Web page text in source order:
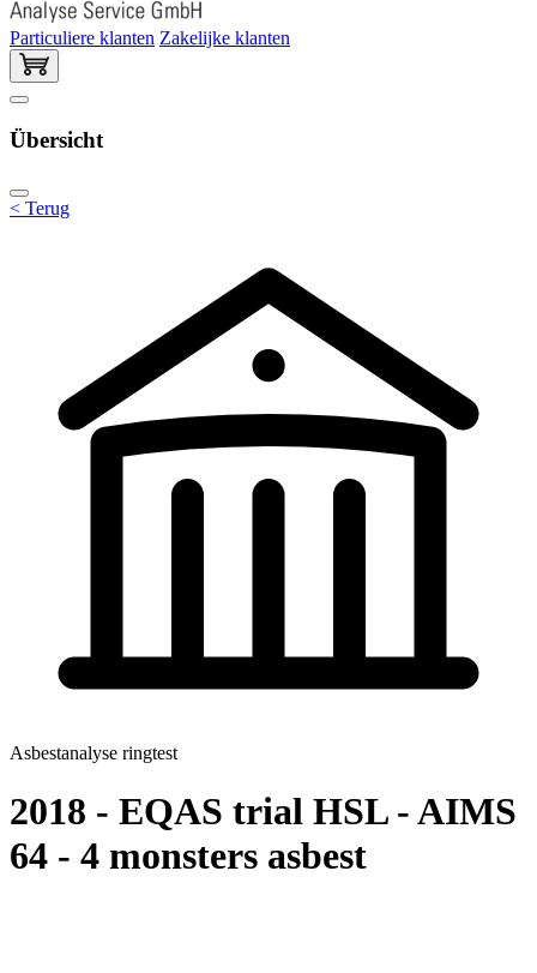
Particuliere klanten Zakelijke klanten
Übersicht
< Terug
Asbestanalyse ringtest
2018 - EQAS trial HSL - AIMS
64 - 4 monsters asbest